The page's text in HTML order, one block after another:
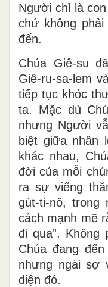
Người chỉ là
chứ không
đến.
Chúa Giê-su
Giê-ru-sa-lem
tiếp tục khóc
ta. Mặc dù
nhưng Người
biệt giữa nhân
khác nhau,
đời của mỗi
ra sự viếng
gút-ti-nô, trong
cách mạnh mẽ
đi qua”. Không
Chúa đang
nhưng ngài sợ
diện đó.